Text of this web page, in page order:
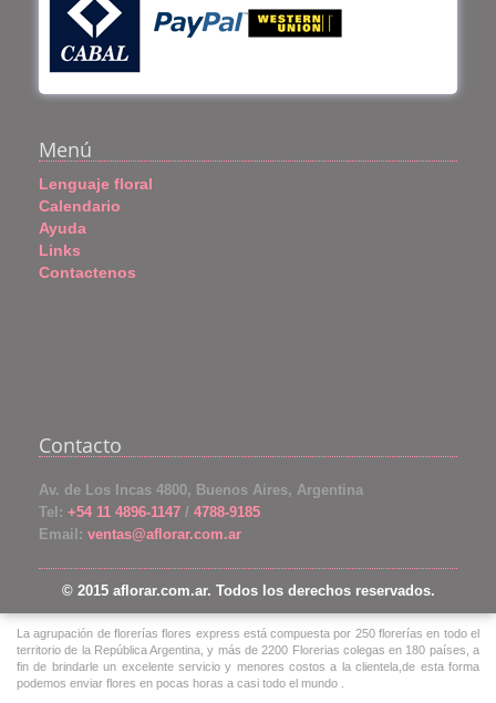
Menú
Lenguaje floral
Calendario
Ayuda
Links
Contactenos
Contacto
Av. de Los Incas 4800, Buenos Aires, Argentina
Tel: +54 11 4896-1147 / 4788-9185
Email: ventas@aflorar.com.ar
© 2015 aflorar.com.ar. Todos los derechos reservados.
La agrupación de florerías flores express está compuesta por 250 florerías en todo el
territorio de la República Argentina, y más de 2200 Florerias colegas en 180 países, a
fin de brindarle un excelente servicio y menores costos a la clientela,de esta forma
podemos enviar flores en pocas horas a casi todo el mundo .